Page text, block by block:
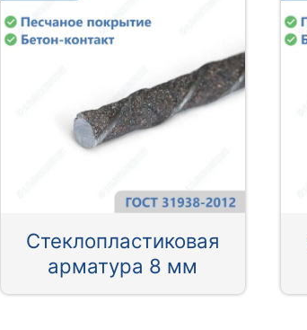
Стеклопластиковая
арматура 8 мм